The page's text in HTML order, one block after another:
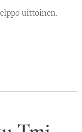
uittoinen.